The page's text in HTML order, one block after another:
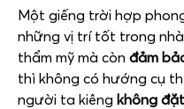
Một giếng trời hợp
những vị trí tốt trong
thẩm mỹ mà còn đảm
thì không có hướng cụ
người ta kiêng không